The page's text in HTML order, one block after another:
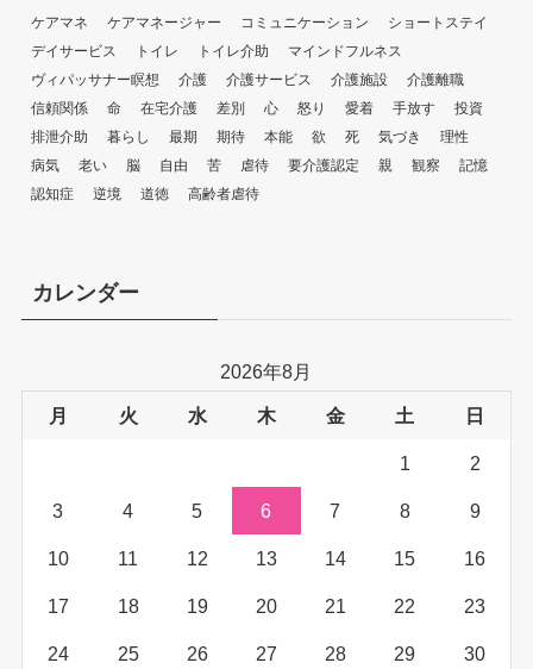
ケアマネ ケアマネージャー コミュニケーション
ショートステイ
デイサービス
トイレ トイレ介助
マインドフルネス
ヴィパッサナー瞑想
介護 介護サービス 介護施設
介護離職
信頼関係
命 在宅介護 差別 心 怒り 愛着 手放す
投資
排泄介助
暮らし 最期 期待 本能 欲 死 気づき
理性
病気
老い 脳 自由 苦 虐待 要介護認定 親 観察
記憶
認知症
逆境 道徳 高齢者虐待
カレンダー
2026年8月
月 火 水 木 金 土 日
1 2
3 4 5 6 7 8 9
10 11 12 13 14 15 16
17 18 19 20 21 22 23
24 25 26 27 28 29 30